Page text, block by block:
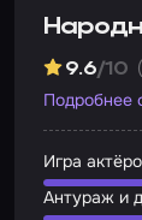
9.6/10
Подробнее
Игра
Антураж и